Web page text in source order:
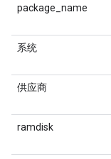
package_name
系统
供应商
ramdisk